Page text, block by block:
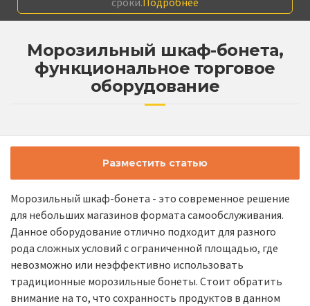
Морозильный шкаф-бонета,
функциональное торговое
оборудование
Разместить статью
Морозильный шкаф-бонета - это современное решение
для небольших магазинов формата самообслуживания.
Данное оборудование отлично подходит для разного
рода сложных условий с ограниченной площадью, где
невозможно или неэффективно использовать
традиционные морозильные бонеты. Стоит обратить
внимание на то, что сохранность продуктов в данном